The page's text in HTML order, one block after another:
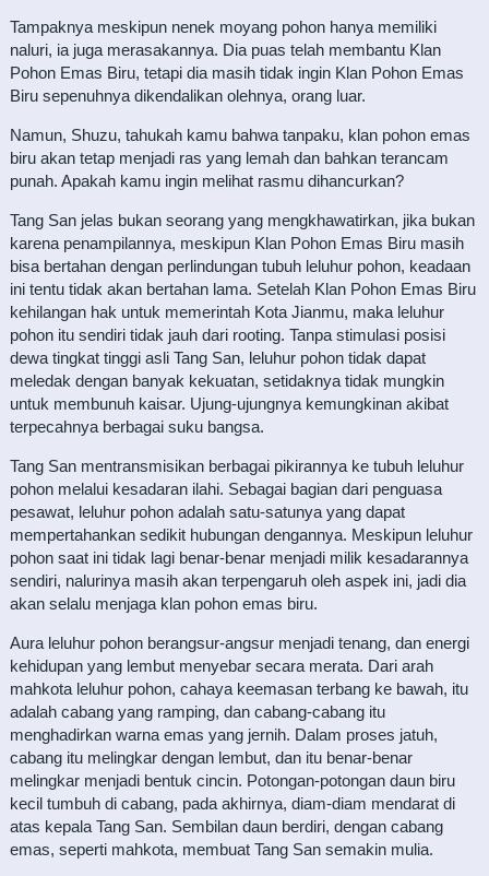
Tampaknya meskipun nenek moyang pohon hanya memiliki
naluri, ia juga merasakannya. Dia puas telah membantu Klan
Pohon Emas Biru, tetapi dia masih tidak ingin Klan Pohon Emas
Biru sepenuhnya dikendalikan olehnya, orang luar.
Namun, Shuzu, tahukah kamu bahwa tanpaku, klan pohon emas
biru akan tetap menjadi ras yang lemah dan bahkan terancam
punah. Apakah kamu ingin melihat rasmu dihancurkan?
Tang San jelas bukan seorang yang mengkhawatirkan, jika bukan
karena penampilannya, meskipun Klan Pohon Emas Biru masih
bisa bertahan dengan perlindungan tubuh leluhur pohon, keadaan
ini tentu tidak akan bertahan lama. Setelah Klan Pohon Emas Biru
kehilangan hak untuk memerintah Kota Jianmu, maka leluhur
pohon itu sendiri tidak jauh dari rooting. Tanpa stimulasi posisi
dewa tingkat tinggi asli Tang San, leluhur pohon tidak dapat
meledak dengan banyak kekuatan, setidaknya tidak mungkin
untuk membunuh kaisar. Ujung-ujungnya kemungkinan akibat
terpecahnya berbagai suku bangsa.
Tang San mentransmisikan berbagai pikirannya ke tubuh leluhur
pohon melalui kesadaran ilahi. Sebagai bagian dari penguasa
pesawat, leluhur pohon adalah satu-satunya yang dapat
mempertahankan sedikit hubungan dengannya. Meskipun leluhur
pohon saat ini tidak lagi benar-benar menjadi milik kesadarannya
sendiri, nalurinya masih akan terpengaruh oleh aspek ini, jadi dia
akan selalu menjaga klan pohon emas biru.
Aura leluhur pohon berangsur-angsur menjadi tenang, dan energi
kehidupan yang lembut menyebar secara merata. Dari arah
mahkota leluhur pohon, cahaya keemasan terbang ke bawah, itu
adalah cabang yang ramping, dan cabang-cabang itu
menghadirkan warna emas yang jernih. Dalam proses jatuh,
cabang itu melingkar dengan lembut, dan itu benar-benar
melingkar menjadi bentuk cincin. Potongan-potongan daun biru
kecil tumbuh di cabang, pada akhirnya, diam-diam mendarat di
atas kepala Tang San. Sembilan daun berdiri, dengan cabang
emas, seperti mahkota, membuat Tang San semakin mulia.